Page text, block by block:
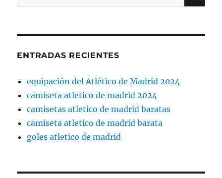
por:
ENTRADAS RECIENTES
equipación del Atlético de Madrid 2024
camiseta atletico de madrid 2024
camisetas atletico de madrid baratas
camiseta atletico de madrid barata
goles atletico de madrid